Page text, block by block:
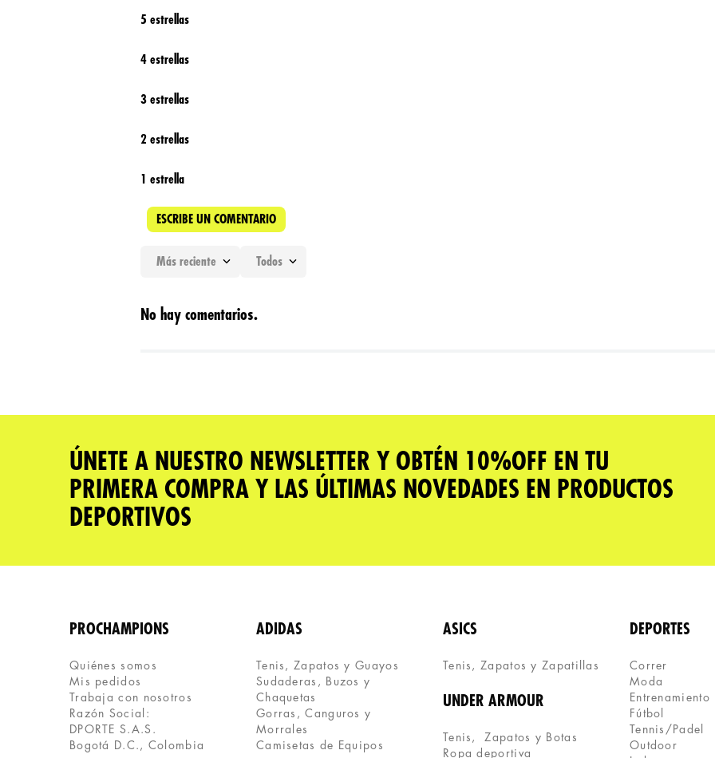
5 estrellas
4 estrellas
3 estrellas
2 estrellas
1 estrella
ESCRIBE UN COMENTARIO
★★★★★
Dirección de email
ENVIAR COMENTARIO
Más reciente Todos
No hay comentarios.
ÚNETE A NUESTRO NEWSLETTER Y OBTÉN 10%OFF EN TU
PRIMERA COMPRA Y LAS ÚLTIMAS NOVEDADES EN PRODUCTOS
DEPORTIVOS
PROCHAMPIONS
Quiénes somos
Mis pedidos
Trabaja con nosotros
Razón Social:
DPORTE S.A.S.
Bogotá D.C., Colombia
ADIDAS
Tenis, Zapatos y Guayos
Sudaderas, Buzos y
Chaquetas
Gorras, Canguros y
Morrales
Camisetas de Equipos
ASICS
Tenis, Zapatos y Zapatillas
UNDER ARMOUR
Tenis,  Zapatos y Botas
Ropa deportiva
DEPORTES
Correr
Moda
Entrenamiento
Fútbol
Tennis/Padel
Outdoor